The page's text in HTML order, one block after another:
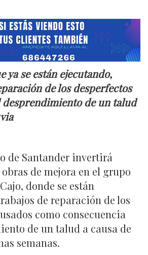
ya se están ejecutando,
de los desperfectos
desprendimiento de un talud
de Santander invertirá
obras de mejora en el grupo
donde se están
de reparación de los
como consecuencia
de un talud a causa de
semanas.